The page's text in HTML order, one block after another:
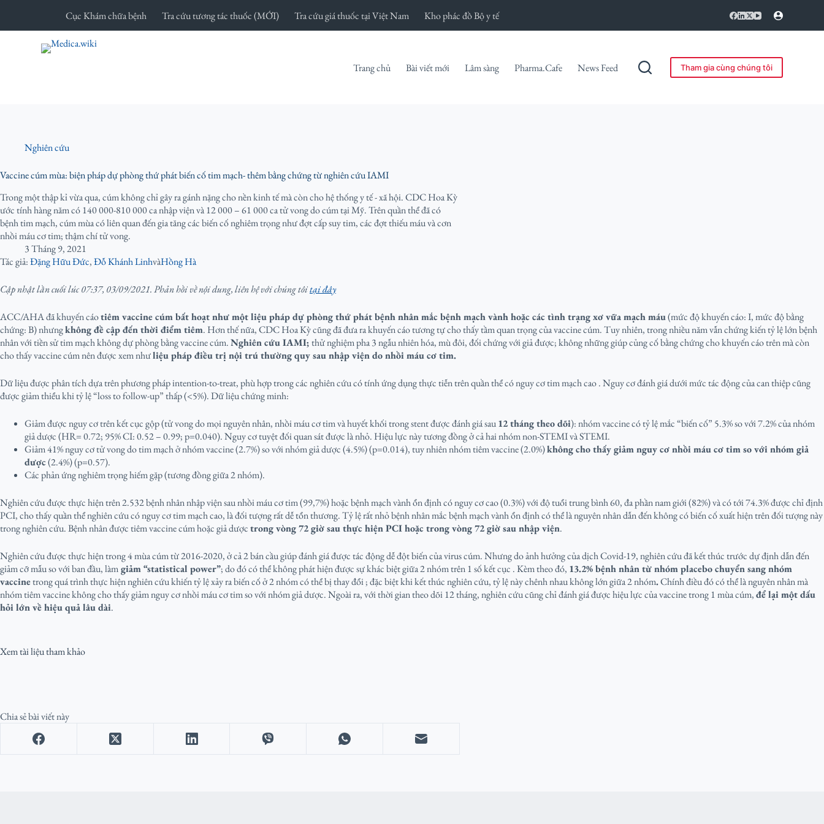
n
d
u
Cục Khám chữa bệnh Tra cứu tương tác thuốc (MỚI) Tra cứu giá thuốc tại Việt Nam Kho phác đồ Bộ y tế
Trang chủ Bài viết mới Lâm sàng Pharma.Cafe News Feed Tham gia cùng chúng tôi
Nghiên cứu
Vaccine cúm mùa: biện pháp dự phòng thứ phát biến cố tim mạch- thêm bằng chứng từ nghiên cứu IAMI
Trong một thập kỉ vừa qua, cúm không chỉ gây ra gánh nặng cho nền kinh tế mà còn cho hệ thống y tế - xã hội. CDC Hoa Kỳ
ước tính hàng năm có 140 000-810 000 ca nhập viện và 12 000 – 61 000 ca tử vong do cúm tại Mỹ. Trên quần thể đã có
bệnh tim mạch, cúm mùa có liên quan đến gia tăng các biến cố nghiêm trọng như đợt cấp suy tim, các đợt thiếu máu và cơn
nhồi máu cơ tim; thậm chí tử vong.
3 Tháng 9, 2021
Tác giả:Đặng Hữu Đức,Đỗ Khánh LinhvàHồng Hà
Cập nhật lần cuối lúc 07:37, 03/09/2021. Phản hồi về nội dung, liên hệ với chúng tôitại đây
ACC/AHA đã khuyến cáotiêm vaccine cúm bất hoạt như một liệu pháp dự phòng thứ phát bệnh nhân mắc bệnh mạch vành hoặc các tình trạng xơ vữa mạch máu(mức độ khuyến cáo: I, mức độ bằng
chứng: B) nhưngkhông đề cập đến thời điểm tiêm. Hơn thế nữa, CDC Hoa Kỳ cũng đã đưa ra khuyến cáo tương tự cho thấy tầm quan trọng của vaccine cúm. Tuy nhiên, trong nhiều năm vẫn chứng kiến tỷ lệ lớn bệnh
nhân với tiền sử tim mạch không dự phòng bằng vaccine cúm.Nghiên cứu IAMI;thử nghiệm pha 3 ngẫu nhiên hóa, mù đôi, đối chứng với giả được; không những giúp củng cố bằng chứng cho khuyến cáo trên mà còn
cho thấy vaccine cúm nên được xem nhưliệu pháp điều trị nội trú thường quy sau nhập viện do nhồi máu cơ tim.
Dữ liệu được phân tích dựa trên phương pháp intention-to-treat, phù hợp trong các nghiên cứu có tính ứng dụng thực tiễn trên quần thể có nguy cơ tim mạch cao . Nguy cơ đánh giá dưới mức tác động của can thiệp cũng
được giảm thiểu khi tỷ lệ “loss to follow-up” thấp (<5%). Dữ liệu chứng minh:
Giảm được nguy cơ trên kết cục gộp (tử vong do mọi nguyên nhân, nhồi máu cơ tim và huyết khối trong stent được đánh giá sau12 tháng theo dõi): nhóm vaccine có tỷ lệ mắc “biến cố” 5.3% so với 7.2% của nhóm
giả dược (HR= 0.72; 95% CI: 0.52 – 0.99; p=0.040). Nguy cơ tuyệt đối quan sát được là nhỏ. Hiệu lực này tương đồng ở cả hai nhóm non-STEMI và STEMI.
Giảm 41% nguy cơ tử vong do tim mạch ở nhóm vaccine (2.7%) so với nhóm giả dược (4.5%) (p=0.014), tuy nhiên nhóm tiêm vaccine (2.0%)không cho thấy giảm nguy cơ nhồi máu cơ tim so với nhóm giả
dược(2.4%) (p=0.57).
Các phản ứng nghiêm trọng hiếm gặp (tương đồng giữa 2 nhóm).
Nghiên cứu được thực hiện trên 2.532 bệnh nhân nhập viện sau nhồi máu cơ tim (99,7%) hoặc bệnh mạch vành ổn định có nguy cơ cao (0.3%) với độ tuổi trung bình 60, đa phần nam giới (82%) và có tới 74.3% được chỉ định
PCI, cho thấy quần thể nghiên cứu có nguy cơ tim mạch cao, là đối tượng rất dễ tổn thương. Tỷ lệ rất nhỏ bệnh nhân mắc bệnh mạch vành ổn định có thể là nguyên nhân dẫn đến không có biến cố xuất hiện trên đối tượng này
trong nghiên cứu. Bệnh nhân được tiêm vaccine cúm hoặc giả dượctrong vòng 72 giờ sau thực hiện PCI hoặc trong vòng 72 giờ sau nhập viện.
Nghiên cứu được thực hiện trong 4 mùa cúm từ 2016-2020, ở cả 2 bán cầu giúp đánh giá được tác động dễ đột biến của virus cúm. Nhưng do ảnh hưởng của dịch Covid-19, nghiên cứu đã kết thúc trước dự định dẫn đến
giảm cỡ mẫu so với ban đầu, làmgiảm “statistical power”; do đó có thể không phát hiện được sự khác biệt giữa 2 nhóm trên 1 số kết cục . Kèm theo đó, 13.2% bệnh nhân từ nhóm placebo chuyển sang nhóm
vaccinetrong quá trình thực hiện nghiên cứu khiến tỷ lệ xảy ra biến cố ở 2 nhóm có thể bị thay đổi ; đặc biệt khi kết thúc nghiên cứu, tỷ lệ này chênh nhau không lớn giữa 2 nhóm.Chính điều đó có thể là nguyên nhân mà
nhóm tiêm vaccine không cho thấy giảm nguy cơ nhồi máu cơ tim so với nhóm giả dược. Ngoài ra, với thời gian theo dõi 12 tháng, nghiên cứu cũng chỉ đánh giá được hiệu lực của vaccine trong 1 mùa cúm,để lại một dấu
hỏi lớn về hiệu quả lâu dài.
Xem tài liệu tham khảo
Chia sẻ bài viết này